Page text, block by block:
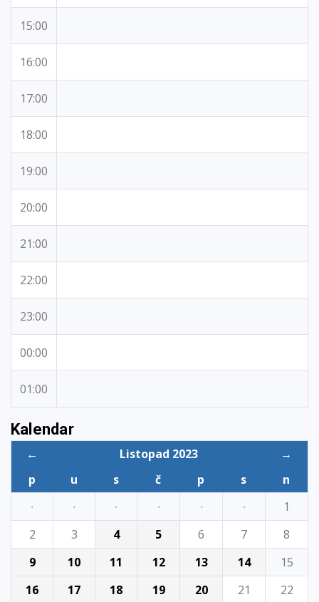
15:00
16:00
17:00
18:00
19:00
20:00
21:00
22:00
23:00
00:00
01:00
Kalendar
← Listopad 2023
→
p
u s č p s
n
·
· · · · ·
1
2
3 4 5 6 7
8
9
10 11 12 13 14
15
16
17 18 19 20 21
22